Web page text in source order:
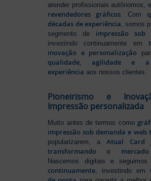
atender profissionais autônomos,
revendedores gráficos. Com
décadas de experiência , somos
segmento de impressão sob
investindo continuamente em
inovação e personalização
qualidade, agilidade e
experiência aos nossos clientes.
Pioneirismo e
Impressão personalizada
Muito antes de termos como
impressão sob demanda e web
popularizarem, aAtual Card
transformando o
Nascemos digitais e seguimos
continuamente, investindo em